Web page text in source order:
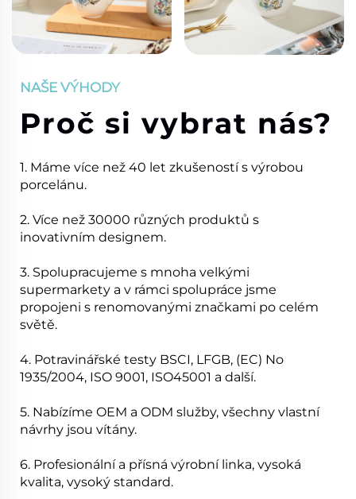
NAŠE VÝHODY
Proč si vybrat nás?
1. Máme více než 40 let zkušeností s výrobou
porcelánu.
2. Více než 30000 různých produktů s
inovativním designem.
3. Spolupracujeme s mnoha velkými
supermarkety a v rámci spolupráce jsme
propojeni s renomovanými značkami po celém
světě.
4. Potravinářské testy BSCI, LFGB, (EC) No
1935/2004, ISO 9001, ISO45001 a další.
5. Nabízíme OEM a ODM služby, všechny vlastní
návrhy jsou vítány.
6. Profesionální a přísná výrobní linka, vysoká
kvalita, vysoký standard.